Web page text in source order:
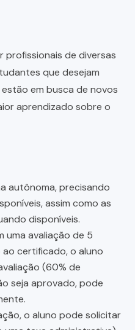
de diversas
que desejam
em busca de novos
aprendizado sobre o
autônoma, precisando
assim como as
disponíveis.
uma avaliação de 5
certificado, o aluno
(60% de
seja aprovado, pode
o aluno pode solicitar